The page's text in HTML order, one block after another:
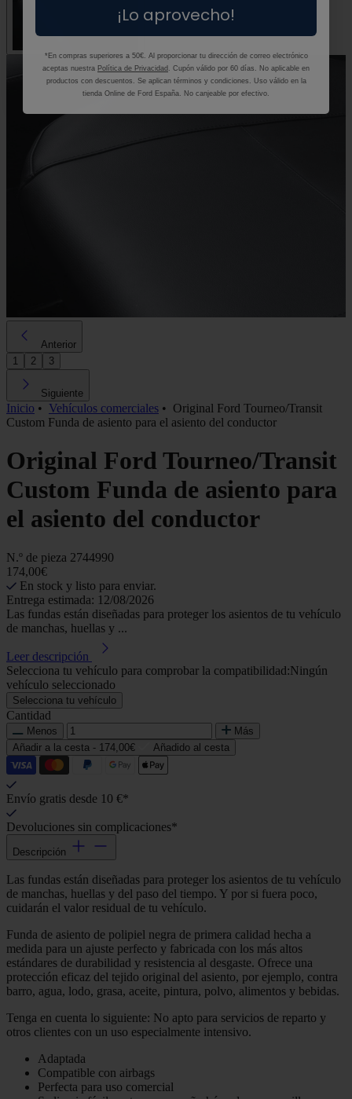
Anterior
1
2 3
Siguiente
Inicio • Vehículos comerciales • Original Ford Tourneo/Transit
Custom Funda de asiento para el asiento del conductor
Original Ford Tourneo/Transit
Custom Funda de asiento para
el asiento del conductor
N.º de pieza 2744990
174,00€
En stock y listo para enviar.
Entrega estimada: 12/08/2026
Las fundas están diseñadas para proteger los asientos de tu vehículo
de manchas, huellas y ...
Leer descripción
Selecciona tu vehículo para comprobar la compatibilidad:Ningún
vehículo seleccionado
Selecciona tu vehículo
Cantidad
Menos
Más
Añadir a la cesta - 174,00€ Añadido al cesta
Envío gratis desde 10 €*
Devoluciones sin complicaciones*
Descripción
Las fundas están diseñadas para proteger los asientos de tu vehículo
de manchas, huellas y del paso del tiempo. Y por si fuera poco,
cuidarán el valor residual de tu vehículo.
Funda de asiento de polipiel negra de primera calidad hecha a
medida para un ajuste perfecto y fabricada con los más altos
estándares de durabilidad y resistencia al desgaste. Ofrece una
protección eficaz del tejido original del asiento, por ejemplo, contra
barro, agua, lodo, grasa, aceite, pintura, polvo, alimentos y bebidas.
Tenga en cuenta lo siguiente: No apto para servicios de reparto y
otros clientes con un uso especialmente intensivo.
Adaptada
Compatible con airbags
Perfecta para uso comercial
¡Lo aprovecho!
*En compras superiores a 50€. Al proporcionar tu dirección de correo electrónico
aceptas nuestra Política de Privacidad . Cupón válido por 60 días. No aplicable en
productos con descuentos. Se aplican términos y condiciones. Uso válido en la
tienda Online de Ford España. No canjeable por efectivo.